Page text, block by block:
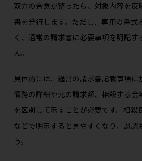
双方の合意が整ったら、対象内容を反
書を発行します。ただし、専用の書式
く、通常の請求書に必要事項を明記す
ん。
具体的には、通常の請求書記載事項に
債務の詳細や元の請求額、相殺する金
を区別して示すことが必要です。相
などで明示すると見やすくなり、誤認
う。